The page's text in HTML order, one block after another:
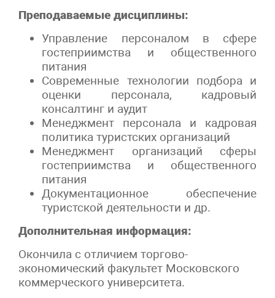
Преподаваемые дисциплины:
Управление персоналом в сфере
гостеприимства и общественного
питания
Современные технологии подбора и
оценки персонала, кадровый
консалтинг и аудит
Менеджмент персонала и кадровая
политика туристских организаций
Менеджмент организаций сферы
гостеприимства и общественного
питания
Документационное обеспечение
туристской деятельности и др.
Дополнительная информация:
Окончила с отличием торгово-
экономический факультет Московского
коммерческого университета.